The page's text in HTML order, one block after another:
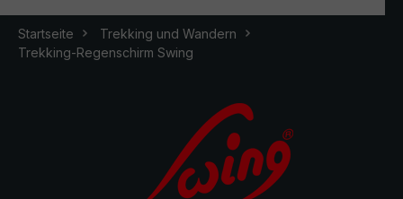
Startseite
Trekking und Wandern
Trekking-Regenschirm Swing